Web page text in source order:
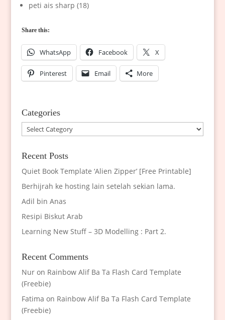
peti ais sharp (18)
Share this:
WhatsApp Facebook X
Pinterest Email More
Categories
Categories
Recent Posts
Quiet Book Template ‘Alien Zipper’ [Free Printable]
Berhijrah ke hosting lain setelah sekian lama.
Adil bin Anas
Resipi Biskut Arab
Learning New Stuff – 3D Modelling : Part 2.
Recent Comments
Nuron Rainbow Alif Ba Ta Flash Card Template
(Freebie)
Fatima on Rainbow Alif Ba Ta Flash Card Template
(Freebie)